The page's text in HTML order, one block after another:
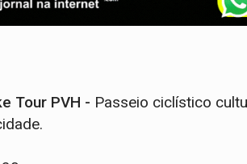
Tour PVH - Passeio ciclístico